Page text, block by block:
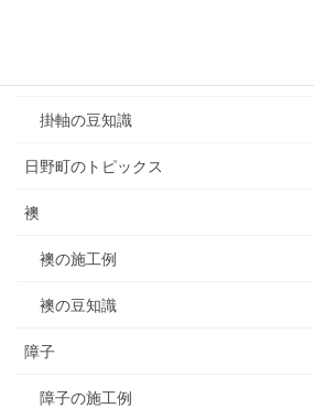
掛軸の豆知識
日野町のトピックス
襖
襖の施工例
襖の豆知識
障子
障子の施工例